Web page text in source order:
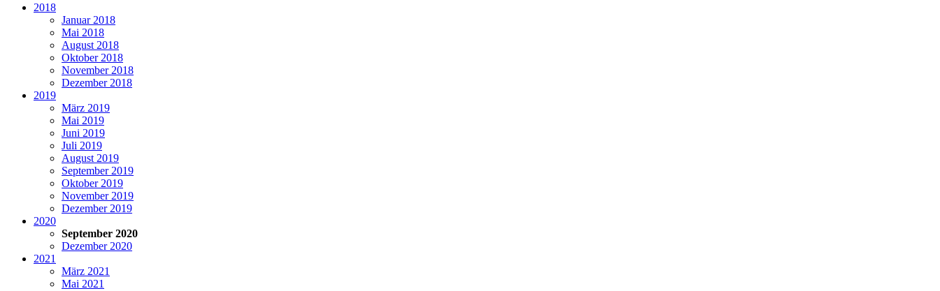
2018
Januar 2018
Mai 2018
August 2018
Oktober 2018
November 2018
Dezember 2018
2019
März 2019
Mai 2019
Juni 2019
Juli 2019
August 2019
September 2019
Oktober 2019
November 2019
Dezember 2019
2020
September 2020
Dezember 2020
2021
März 2021
Mai 2021